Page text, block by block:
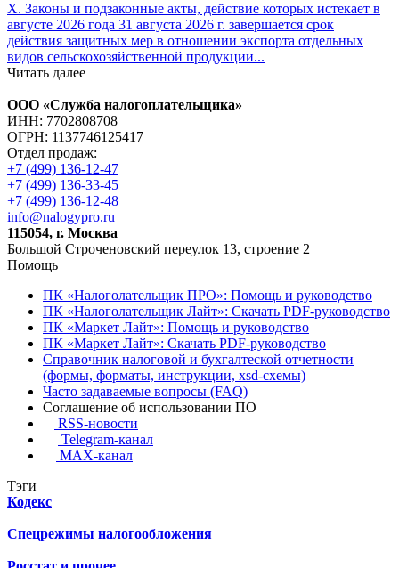
X. Законы и подзаконные акты, действие которых истекает в
августе 2026 года 31 августа 2026 г. завершается срок
действия защитных мер в отношении экспорта отдельных
видов сельскохозяйственной продукции...
Читать далее
ООО «Служба налогоплательщика»
ИНН: 7702808708
ОГРН: 1137746125417
Отдел продаж:
+7 (499) 136-12-47
+7 (499) 136-33-45
+7 (499) 136-12-48
info@nalogypro.ru
115054, г. Москва
Большой Строченовский переулок 13, строение 2
Помощь
ПК «Налоголательщик ПРО»: Помощь и руководство
ПК «Налоголательщик Лайт»: Скачать PDF-руководство
ПК «Маркет Лайт»: Помощь и руководство
ПК «Маркет Лайт»: Скачать PDF-руководство
Справочник налоговой и бухгалтеской отчетности
(формы, форматы, инструкции, xsd-схемы)
Часто задаваемые вопросы (FAQ)
Соглашение об использовании ПО
RSS-новости
Telegram-канал
MAX-канал
Тэги
Кодекс
Спецрежимы налогообложения